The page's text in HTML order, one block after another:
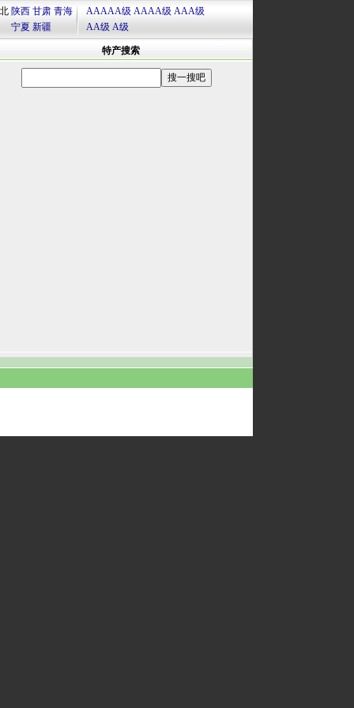
陕西 甘肃 青海
宁夏 新疆
AAAAA级 AAAA级 AAA级
AA级 A级
特产搜索